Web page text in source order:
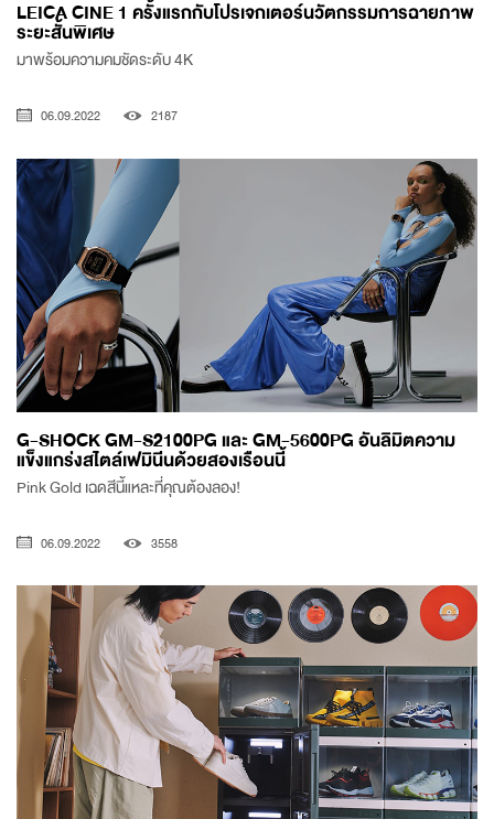
LEICA CINE 1 ครั้งแรกกับโปรเจกเตอร์นวัตกรรมการฉายภาพ
ระยะสั้นพิเศษ
มาพร้อมความคมชัดระดับ 4K
06.09.2022 2187
G-SHOCK GM-S2100PG และ GM-5600PG อันลิมิตความ
แข็งแกร่งสไตล์เฟมินีนด้วยสองเรือนนี้
Pink Gold เฉดสีนี้แหละที่คุณต้องลอง!
06.09.2022 3558